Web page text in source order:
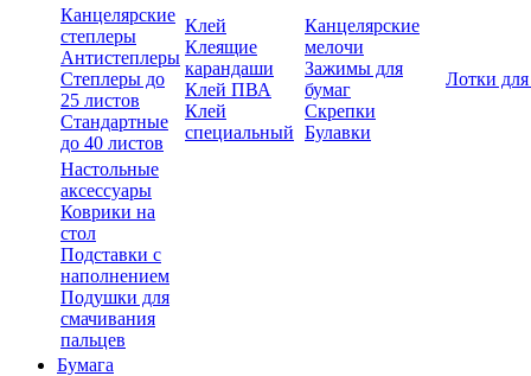
Канцелярские
степлеры
Антистеплеры
Степлеры до
25 листов
Стандартные
до 40 листов
Клей
Клеящие
карандаши
Клей ПВА
Клей
специальный
Канцелярские
мелочи
Зажимы для
бумаг
Скрепки
Булавки
Лотки
Настольные
аксессуары
Коврики на
стол
Подставки с
наполнением
Подушки для
смачивания
пальцев
Бумага